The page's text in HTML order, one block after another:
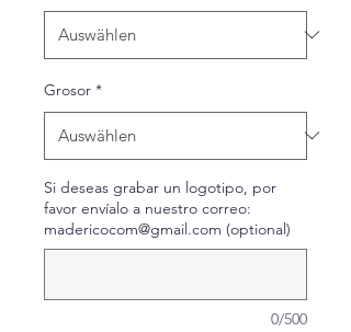
Grosor *
Si deseas grabar un logotipo, por
favor envíalo a nuestro correo:
madericocom@gmail.com (optional)
0/500